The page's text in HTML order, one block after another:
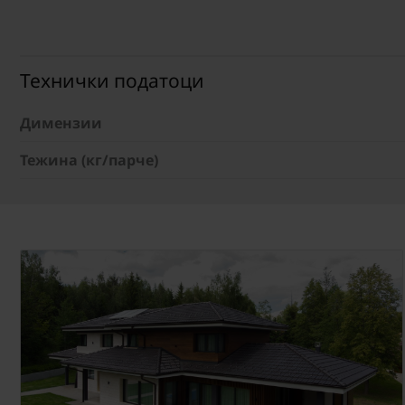
Технички податоци
Димензии
Тежина (кг/парче)